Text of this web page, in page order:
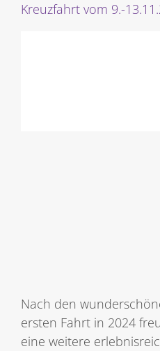
Kreuzfahrt vom 9.-
Nach den
ersten Fahrt in 2024
eine weitere